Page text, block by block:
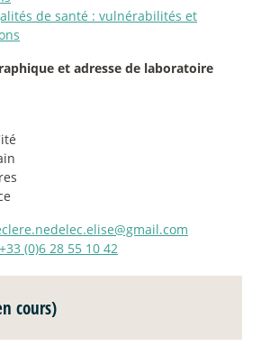
de santé : vulnérabilités et
et adresse de laboratoire
+33 (0)6 28 55 10 42
cours)